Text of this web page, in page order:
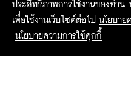
ประสิทธิภาพการใช้งานของท่าน
เพื่อใช้งานเว็บไซต์ต่อไป นโยบาย
นโยบายความการใช้คุกกี้
2015